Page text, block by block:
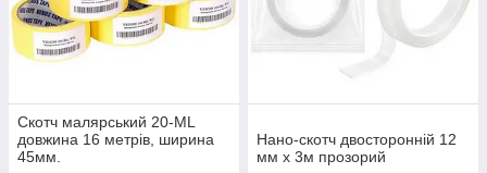
Скотч малярський 20-ML
довжина 16 метрів, ширина
45мм.
Нано-скотч двосторонній 12
мм х 3м прозорий